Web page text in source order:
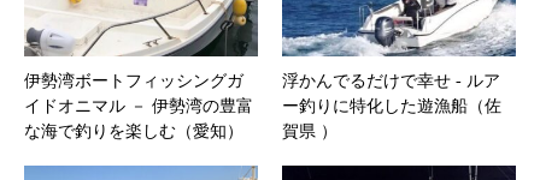
伊勢湾ボートフィッシングガ
イドオニマル － 伊勢湾の豊富
な海で釣りを楽しむ（愛知）
浮かんでるだけで幸せ ‐ ルア
ー釣りに特化した遊漁船（佐
賀県 ）